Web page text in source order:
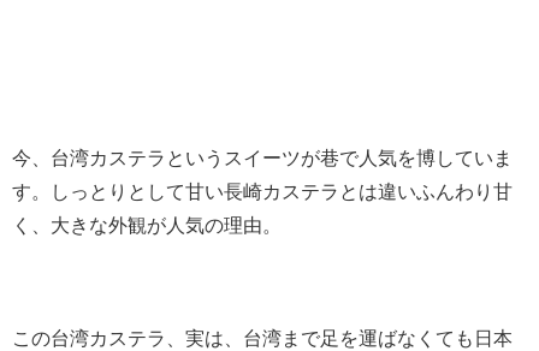
今、台湾カステラというスイーツが巷で人気を博していま
す。しっとりとして甘い長崎カステラとは違いふんわり甘
く、大きな外観が人気の理由。
この台湾カステラ、実は、台湾まで足を運ばなくても日本